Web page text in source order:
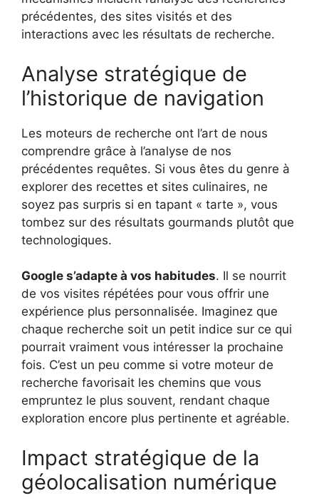
précédentes, des sites visités et des
interactions avec les résultats de recherche.
Analyse stratégique de
l’historique de navigation
Les moteurs de recherche ont l’art de nous
comprendre grâce à l’analyse de nos
précédentes requêtes. Si vous êtes du genre à
explorer des recettes et sites culinaires, ne
soyez pas surpris si en tapant « tarte », vous
tombez sur des résultats gourmands plutôt que
technologiques.
Google s’adapte à vos habitudes. Il se nourrit
de vos visites répétées pour vous offrir une
expérience plus personnalisée. Imaginez que
chaque recherche soit un petit indice sur ce qui
pourrait vraiment vous intéresser la prochaine
fois. C’est un peu comme si votre moteur de
recherche favorisait les chemins que vous
empruntez le plus souvent, rendant chaque
exploration encore plus pertinente et agréable.
Impact stratégique de la
géolocalisation numérique